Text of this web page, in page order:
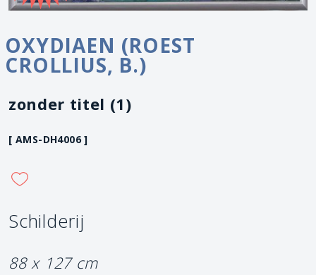
OXYDIAEN (ROEST
CROLLIUS, B.)
zonder titel (1)
[ AMS-DH4006 ]
Schilderij
88 x 127 cm